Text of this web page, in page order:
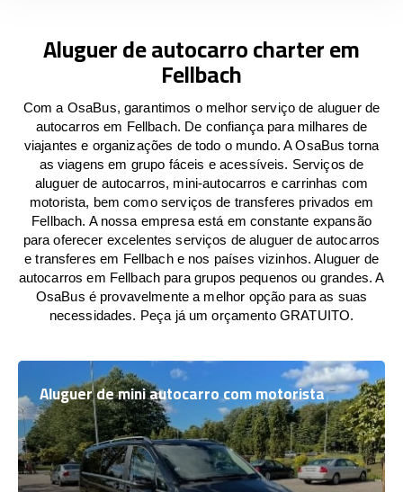
Aluguer de autocarro charter em
Fellbach
Com a OsaBus, garantimos o melhor serviço de aluguer de
autocarros em Fellbach. De confiança para milhares de
viajantes e organizações de todo o mundo. A OsaBus torna
as viagens em grupo fáceis e acessíveis. Serviços de
aluguer de autocarros, mini-autocarros e carrinhas com
motorista, bem como serviços de transferes privados em
Fellbach. A nossa empresa está em constante expansão
para oferecer excelentes serviços de aluguer de autocarros
e transferes em Fellbach e nos países vizinhos. Aluguer de
autocarros em Fellbach para grupos pequenos ou grandes. A
OsaBus é provavelmente a melhor opção para as suas
necessidades. Peça já um orçamento GRATUITO.
Aluguer de mini autocarro com motorista